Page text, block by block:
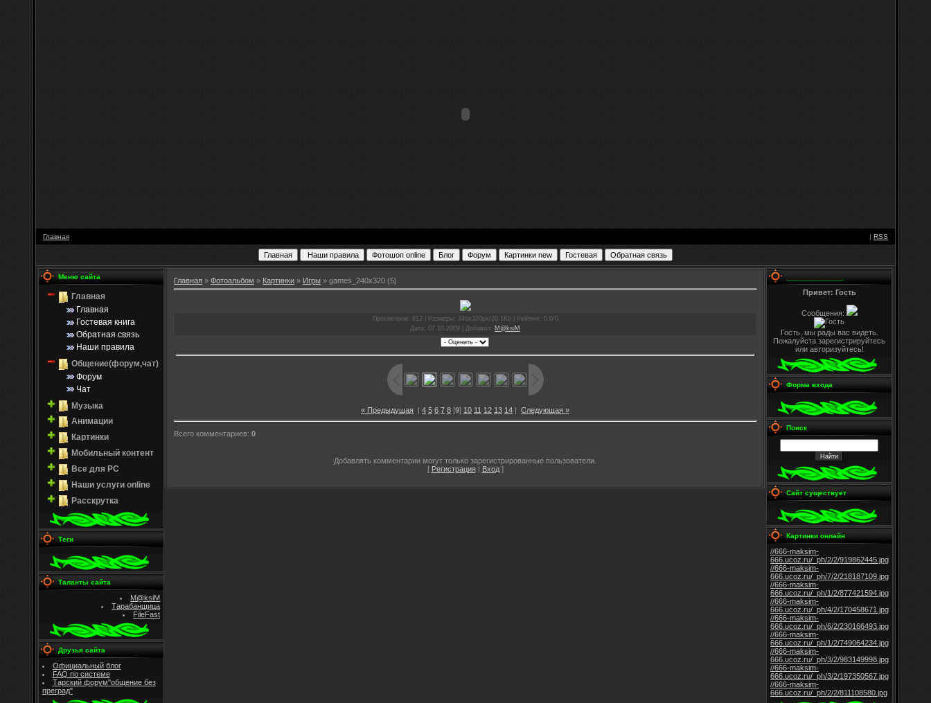
Главная | RSS
Меню сайта
Главная
Главная
Гостевая книга
Обратная связь
Наши правила
Общение(форум,чат)
Форум
Чат
Музыка
Анимации
Картинки
Мобильный контент
Все для PC
Наши услуги online
Расскрутка
Теги
Таланты сайта
M@ksiM
Тарабанщица
FileFast
Друзья сайта
Официальный блог
FAQ по системе
Тарский форум"общение без
преград"
Главная » Фотоальбом » Картинки » Игры » games_240x320 (5)
Просмотров : 812 | Размеры: 240x320px/20.1Kb | Рейтинг: 0.0/0
Дата : 07.10.2009 | Добавил: M@ksiM
« Предыдущая | 4 5 6 7 8 [9] 10 11 12 13 14 | Следующая »
Всего комментариев: 0
Добавлять комментарии могут только зарегистрированные пользователи.
[ Регистрация| Вход]
Привет: Гость
Сообщения:
Гость, мы рады вас видеть.
Пожалуйста зарегистрируйтесь
или авторизуйтесь!
Форма входа
Поиск
Сайт существует
Картинки онлайн
//666-maksim-
666.ucoz.ru/_ph/2/2/919862445.jpg
//666-maksim-
666.ucoz.ru/_ph/7/2/218187109.jpg
//666-maksim-
666.ucoz.ru/_ph/1/2/877421594.jpg
//666-maksim-
666.ucoz.ru/_ph/4/2/170458671.jpg
//666-maksim-
666.ucoz.ru/_ph/6/2/230166493.jpg
//666-maksim-
666.ucoz.ru/_ph/1/2/749064234.jpg
//666-maksim-
666.ucoz.ru/_ph/3/2/983149998.jpg
//666-maksim-
666.ucoz.ru/_ph/3/2/197350567.jpg
//666-maksim-
666.ucoz.ru/_ph/2/2/811108580.jpg